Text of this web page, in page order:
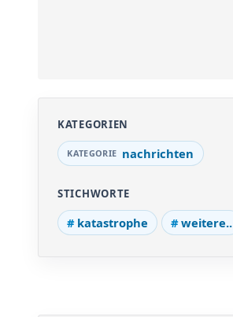
KATEGORIEN
nachrichten
STICHWORTE
katastrophe weitere..